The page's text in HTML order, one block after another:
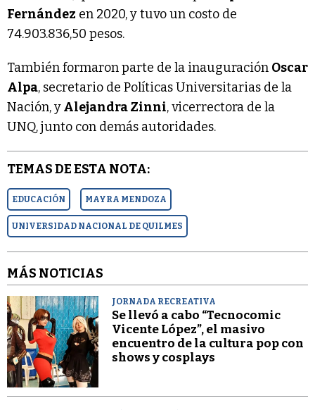
Fernández en 2020, y tuvo un costo de
74.903.836,50 pesos.
También formaron parte de la inauguración Oscar
Alpa, secretario de Políticas Universitarias de la
Nación, yAlejandra Zinni, vicerrectora de la
UNQ, junto con demás autoridades.
TEMAS DE ESTA NOTA:
EDUCACIÓN MAYRA MENDOZA
UNIVERSIDAD NACIONAL DE QUILMES
MÁS NOTICIAS
JORNADA RECREATIVA
Se llevó a cabo “Tecnocomic
Vicente López”, el masivo
encuentro de la cultura pop con
shows y cosplays